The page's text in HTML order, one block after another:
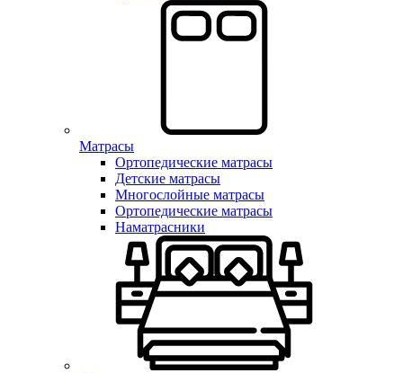
Матрасы
Ортопедические матрасы
Детские матрасы
Многослойные матрасы
Ортопедические матрасы
Наматрасники